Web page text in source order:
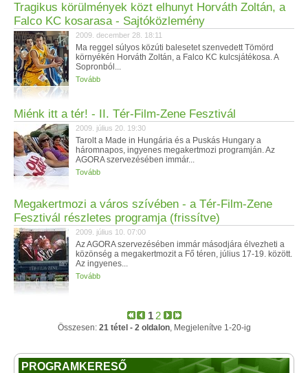
Tragikus körülmények közt elhunyt Horváth Zoltán, a
Falco KC kosarasa - Sajtóközlemény
2009. december 28. 18:11
Ma reggel súlyos közúti balesetet szenvedett Tömörd
környékén Horváth Zoltán, a Falco KC kulcsjátékosa. A
Sopronból...
Tovább
Miénk itt a tér! - II. Tér-Film-Zene Fesztivál
2009. július 20. 19:30
Tarolt a Made in Hungária és a Puskás Hungary a
háromnapos, ingyenes megakertmozi programján. Az
AGORA szervezésében immár...
Tovább
Megakertmozi a város szívében - a Tér-Film-Zene
Fesztivál részletes programja (frissítve)
2009. július 10. 07:00
Az AGORA szervezésében immár másodjára élvezheti a
közönség a megakertmozit a Fő téren, július 17-19. között.
Az ingyenes...
Tovább
1 2
Összesen: 21 tétel - 2 oldalon, Megjelenítve 1-20-ig
PROGRAMKERESŐ